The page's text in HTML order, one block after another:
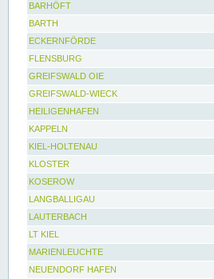
BARHÖFT
BARTH
ECKERNFÖRDE
FLENSBURG
GREIFSWALD OIE
GREIFSWALD-WIECK
HEILIGENHAFEN
KAPPELN
KIEL-HOLTENAU
KLOSTER
KOSEROW
LANGBALLIGAU
LAUTERBACH
LT KIEL
MARIENLEUCHTE
NEUENDORF HAFEN